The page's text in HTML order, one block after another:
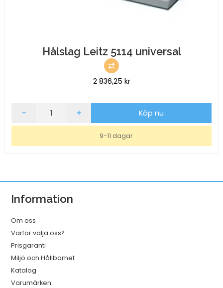
Hålslag Leitz 5114 universal
2 836,25 kr
Hålslag
- + Köp nu
9-11 dagar
Information
Om oss
Varför välja oss?
Prisgaranti
Miljö och Hållbarhet
Katalog
Varumärken